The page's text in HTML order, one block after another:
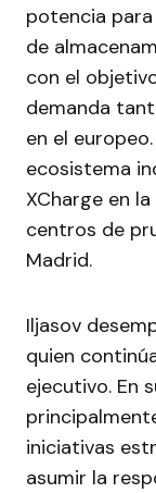
potencia
de
con el
demanda
en el
ecosistema
XCharge en
centros de
Madrid.
Iljasov
quien
ejecutivo. En
iniciativas
asumir la